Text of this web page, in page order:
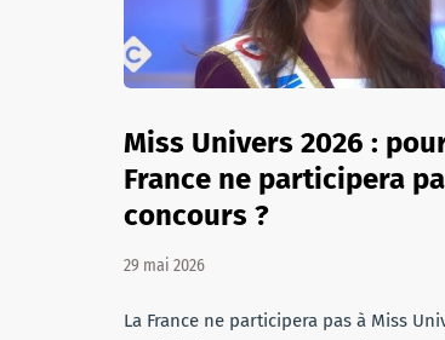
Miss Univers 2026 :
France ne participera
concours ?
29 mai 2026
La France ne participera pas à Miss